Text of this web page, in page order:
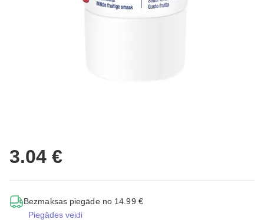
3.04 €
Bezmaksas piegāde no 14.99 €
Piegādes veidi